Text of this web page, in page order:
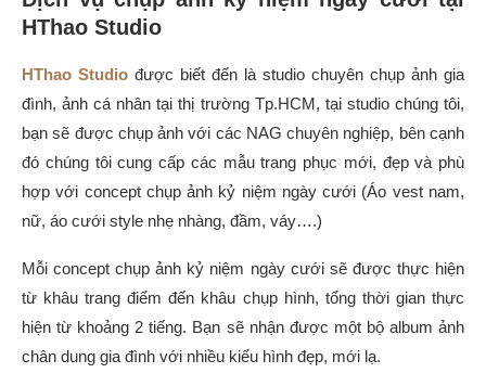
HThao Studio
HThao Studio được biết đến là studio chuyên chụp ảnh gia
đình, ảnh cá nhân tại thị trường Tp.HCM, tại studio chúng tôi,
bạn sẽ được chụp ảnh với các NAG chuyên nghiệp, bên cạnh
đó chúng tôi cung cấp các mẫu trang phục mới, đẹp và phù
hợp với concept chụp ảnh kỷ niệm ngày cưới (Áo vest nam,
nữ, áo cưới style nhẹ nhàng, đầm, váy….)
Mỗi concept chụp ảnh kỷ niệm ngày cưới sẽ được thực hiện
từ khâu trang điểm đến khâu chụp hình, tổng thời gian thực
hiện từ khoảng 2 tiếng. Bạn sẽ nhận được một bộ album ảnh
chân dung gia đình với nhiều kiểu hình đẹp, mới lạ.